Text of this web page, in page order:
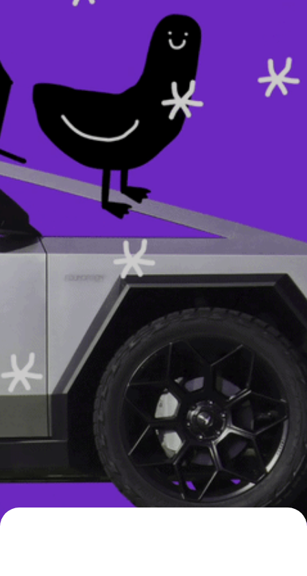
У Яндекс Образования естьжурнал
для старших школьников «8БИТ»
и одноимённый телеграм-канал. Раньше
канал был лентой анонсов статей,
поэтому между публикациями возникали
Нужно было сделатьсамостоятельное
: регулярно вовлекать
аудиторию, повышать узнаваемость
и укреплять доверие к проекту.
ЗАДАЧА
Обновили визуал проекта:
сделали более
динамичным, зумерским
Разработали кастомные
наборы эмодзи
ЧТО СДЕЛАЛИ